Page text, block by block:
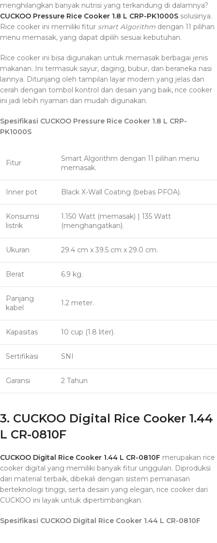
menghilangkan banyak nutrisi yang terkandung di dalamnya?
CUCKOO Pressure Rice Cooker 1.8 L CRP-PK1000S solusinya.
Rice cooker ini memiliki fitur smart Algorithm dengan 11 pilihan
menu memasak, yang dapat dipilih sesuai kebutuhan.
Rice cooker ini bisa digunakan untuk memasak berbagai jenis
makanan. Ini termasuk sayur, daging, bubur, dan beraneka nasi
lainnya. Ditunjang oleh tampilan layar modern yang jelas dan
cerah dengan tombol kontrol dan desain yang baik, rice cooker
ini jadi lebih nyaman dan mudah digunakan.
Spesifikasi CUCKOO Pressure Rice Cooker 1.8 L CRP-
PK1000S
Fitur
Smart Algorithm dengan 11 pilihan menu
memasak.
Inner pot Black X-Wall Coating (bebas PFOA).
Konsumsi
listrik
1.150 Watt (memasak) | 135 Watt
(menghangatkan).
Ukuran 29.4 cm x 39.5 cm x 29.0 cm.
Berat 6.9 kg.
Panjang
kabel
1.2 meter.
Kapasitas 10 cup (1.8 liter).
Sertifikasi SNI
Garansi 2 Tahun
3. CUCKOO Digital Rice Cooker 1.44
L CR-0810F
CUCKOO Digital Rice Cooker 1.44 L CR-0810F merupakan rice
cooker digital yang memiliki banyak fitur unggulan. Diproduksi
dari material terbaik, dibekali dengan sistem pemanasan
berteknologi tinggi, serta desain yang elegan, rice cooker dari
CUCKOO ini layak untuk dipertimbangkan.
Spesifikasi CUCKOO Digital Rice Cooker 1.44 L CR-0810F